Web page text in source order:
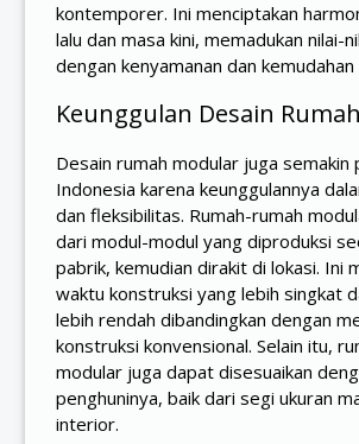
kontemporer. Ini menciptakan
lalu dan masa kini, memadukan nilai-
dengan kenyamanan dan
Keunggulan Desain
Desain rumah modular juga semakin
Indonesia karena keunggulannya
dan fleksibilitas. Rumah-rumah
dari modul-modul yang diproduksi
pabrik, kemudian dirakit di lokasi. Ini
waktu konstruksi yang lebih singkat
lebih rendah dibandingkan dengan
konstruksi konvensional. Selain itu,
modular juga dapat disesuaikan
penghuninya, baik dari segi ukuran
interior.